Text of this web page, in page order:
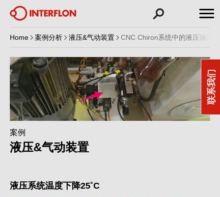
Home 案例分析 液压&气动装置 CNC Chiron系统中的液压油浓缩
案例
液压&气动装置
液压系统温度下降25˚C
联系我们